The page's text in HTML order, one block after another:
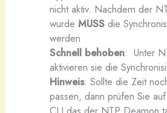
nicht aktiv. Nachdem der
wurdeMUSS die
werden
Schnell behoben: Unter
aktivieren sie die
Hinweis: Sollte die Zeit
passen, dann prüfen Sie